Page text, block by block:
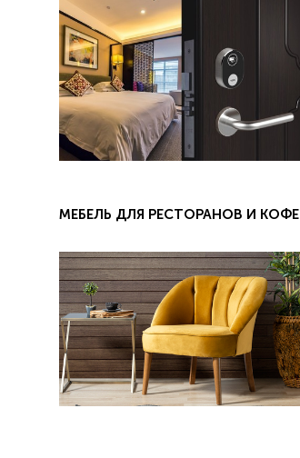
МЕБЕЛЬ ДЛЯ РЕСТОРАНОВ И КОФЕ